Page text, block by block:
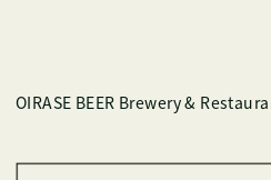
OIRASE BEER Brewery &